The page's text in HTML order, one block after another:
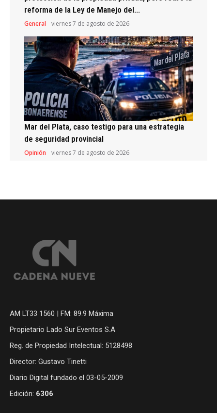
reforma de la Ley de Manejo del...
General viernes 7 de agosto de 2026
Mar del Plata, caso testigo para una estrategia
de seguridad provincial
Opinión viernes 7 de agosto de 2026
AM LT33 1560 | FM: 89.9 Máxima
Propietario Lado Sur Eventos S.A
Reg. de Propiedad Intelectual: 5128498
Director: Gustavo Tinetti
Diario Digital fundado el 03-05-2009
Edición: 6306